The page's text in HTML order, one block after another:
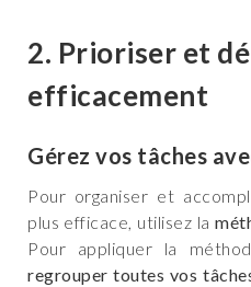
2. Prioriser et
efficacement
Gérez vos tâches
Pour organiser et
plus efficace, utilisez la
Pour appliquer la
regrouper toutes vos